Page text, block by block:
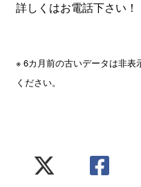
詳しくはお電話下さい！
※ 6カ月前の古いデータは非
ください。